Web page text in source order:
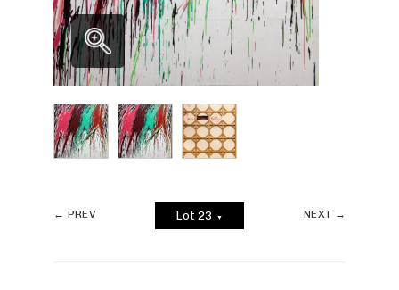
← PREV Lot 23 ▼ NEXT →